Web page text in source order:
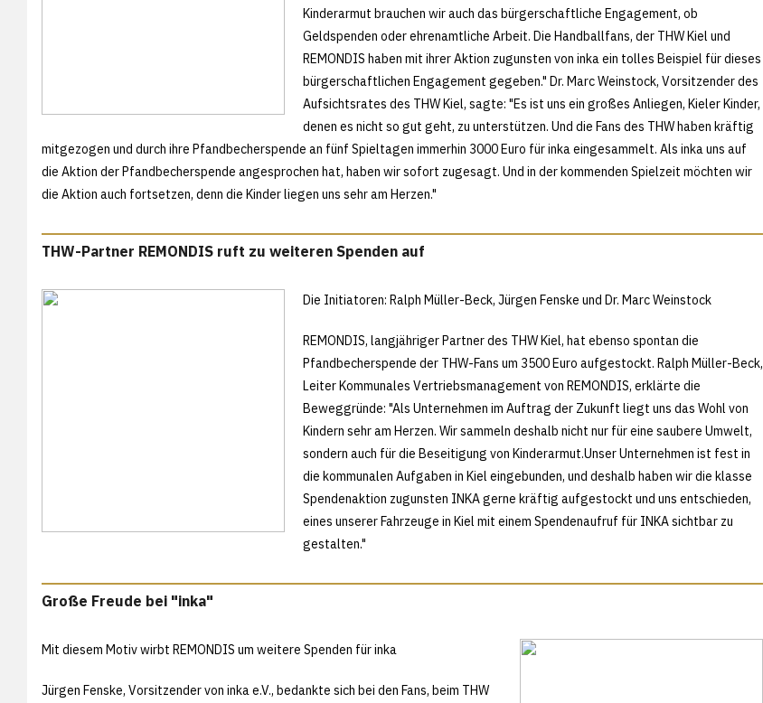
Kinderarmut brauchen wir auch das bürgerschaftliche Engagement, ob
Geldspenden oder ehrenamtliche Arbeit. Die Handballfans, der THW Kiel und
REMONDIS haben mit ihrer Aktion zugunsten von inka ein tolles Beispiel für dieses
bürgerschaftlichen Engagement gegeben." Dr. Marc Weinstock, Vorsitzender des
Aufsichtsrates des THW Kiel, sagte: "Es ist uns ein großes Anliegen, Kieler Kinder,
denen es nicht so gut geht, zu unterstützen. Und die Fans des THW haben kräftig
mitgezogen und durch ihre Pfandbecherspende an fünf Spieltagen immerhin 3000 Euro für inka eingesammelt. Als inka uns auf
die Aktion der Pfandbecherspende angesprochen hat, haben wir sofort zugesagt. Und in der kommenden Spielzeit möchten wir
die Aktion auch fortsetzen, denn die Kinder liegen uns sehr am Herzen."
THW-Partner REMONDIS ruft zu weiteren Spenden auf
Die Initiatoren: Ralph Müller-Beck, Jürgen Fenske und Dr. Marc Weinstock
REMONDIS, langjähriger Partner des THW Kiel, hat ebenso spontan die
Pfandbecherspende der THW-Fans um 3500 Euro aufgestockt. Ralph Müller-Beck,
Leiter Kommunales Vertriebsmanagement von REMONDIS, erklärte die
Beweggründe: "Als Unternehmen im Auftrag der Zukunft liegt uns das Wohl von
Kindern sehr am Herzen. Wir sammeln deshalb nicht nur für eine saubere Umwelt,
sondern auch für die Beseitigung von Kinderarmut.Unser Unternehmen ist fest in
die kommunalen Aufgaben in Kiel eingebunden, und deshalb haben wir die klasse
Spendenaktion zugunsten INKA gerne kräftig aufgestockt und uns entschieden,
eines unserer Fahrzeuge in Kiel mit einem Spendenaufruf für INKA sichtbar zu
gestalten."
Große Freude bei "inka"
Mit diesem Motiv wirbt REMONDIS um weitere Spenden für inka
Jürgen Fenske, Vorsitzender von inka e.V., bedankte sich bei den Fans, beim THW